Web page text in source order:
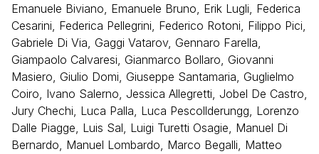
Emanuele Biviano, Emanuele Bruno, Erik Lugli, Federica
Cesarini, Federica Pellegrini, Federico Rotoni, Filippo Pici,
Gabriele Di Via, Gaggi Vatarov, Gennaro Farella,
Giampaolo Calvaresi, Gianmarco Bollaro, Giovanni
Masiero, Giulio Domi, Giuseppe Santamaria, Guglielmo
Coiro, Ivano Salerno, Jessica Allegretti, Jobel De Castro,
Jury Chechi, Luca Palla, Luca Pescollderungg, Lorenzo
Dalle Piagge, Luis Sal, Luigi Turetti Osagie, Manuel Di
Bernardo, Manuel Lombardo, Marco Begalli, Matteo